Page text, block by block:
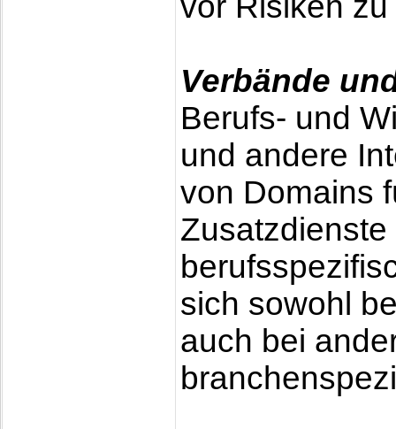
Verbände
Berufs- und
und andere
von Domains
sich sowohl
auch bei